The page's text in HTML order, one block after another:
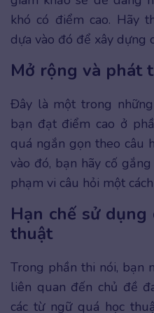
khó có điểm cao. Hãy
dựa vào đó để xây dựng
Mở rộng và phát
Đây là một trong
bạn đạt điểm cao ở
quá ngắn gọn theo câu
vào đó, bạn hãy cố
phạm vi câu hỏi một
Hạn chế sử
thuật
Trong phần thi nói, bạn
liên quan đến chủ đề
các từ ngữ quá học